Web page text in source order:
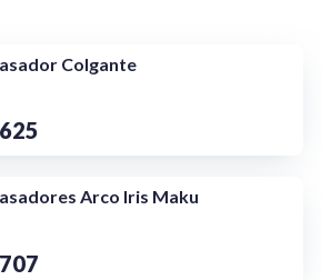
Colgante
Arco Iris Maku